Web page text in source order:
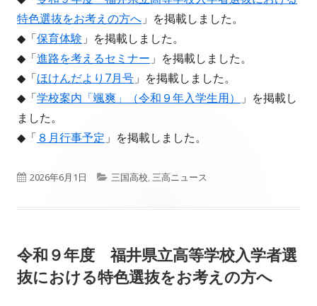
特色選抜をお考えの方へ 」を掲載しました。
◆「保育体験 」を掲載しました。
◆「進路を考えるセミナー 」を掲載しました。
◆「ほけんだより7月号 」を掲載しました。
◆「学校案内「颯爽」（令和９年入学生用）
」を掲載し
ました。
◆「８月行事予定 」を掲載しました。
公
2026年6月1日
カ
リ
ー
三国高校,三高ニュース
令和９年度 福井県立高等学校入学者選
抜における特色選抜をお考えの方へ